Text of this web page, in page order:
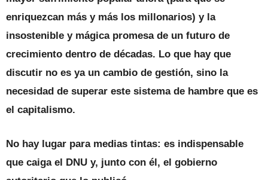
enriquezcan más y más los millonarios) y la
insostenible y mágica promesa de un futuro de
crecimiento dentro de décadas. Lo que hay que
discutir no es ya un cambio de gestión, sino la
necesidad de superar este sistema de hambre que es
el capitalismo.
No hay lugar para medias tintas: es indispensable
que caiga el DNU y, junto con él, el gobierno